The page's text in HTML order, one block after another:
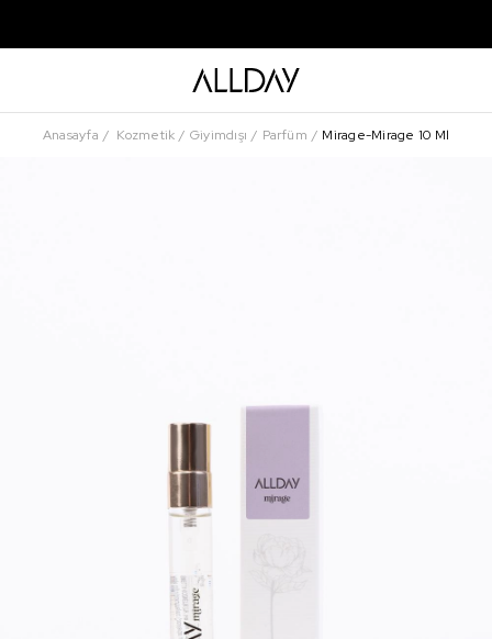
Anasayfa Kozmetik Giyimdışı Parfüm Mirage-Mirage 10 Ml